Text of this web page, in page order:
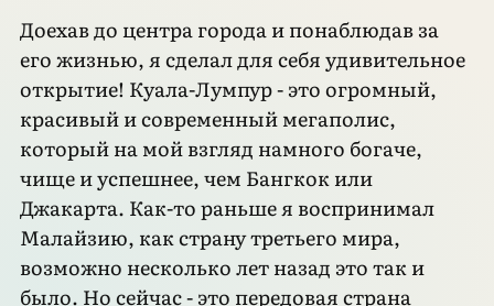
Доехав до центра города и понаблюдав за
его жизнью, я сделал для себя удивительное
открытие! Куала-Лумпур - это огромный,
красивый и современный мегаполис,
который на мой взгляд намного богаче,
чище и успешнее, чем Бангкок или
Джакарта. Как-то раньше я воспринимал
Малайзию, как страну третьего мира,
возможно несколько лет назад это так и
было. Но сейчас - это передовая страна